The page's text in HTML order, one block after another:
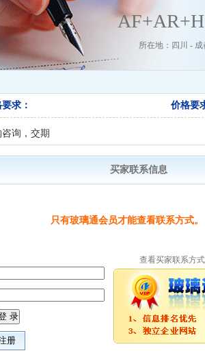
所在地：四川 - 成
求： 价格要
询，交期
买家联系信息
只有玻璃通会员才能查看联系方式。
查看买家联系方